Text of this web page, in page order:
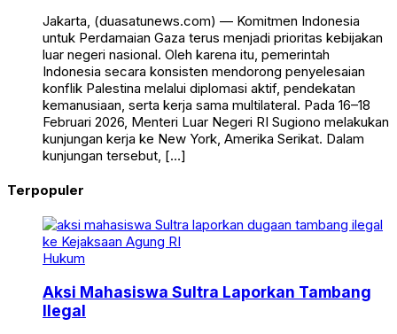
Jakarta, (duasatunews.com) — Komitmen Indonesia
untuk Perdamaian Gaza terus menjadi prioritas kebijakan
luar negeri nasional. Oleh karena itu, pemerintah
Indonesia secara konsisten mendorong penyelesaian
konflik Palestina melalui diplomasi aktif, pendekatan
kemanusiaan, serta kerja sama multilateral. Pada 16–18
Februari 2026, Menteri Luar Negeri RI Sugiono melakukan
kunjungan kerja ke New York, Amerika Serikat. Dalam
kunjungan tersebut, […]
Terpopuler
Hukum
Aksi Mahasiswa Sultra Laporkan Tambang
Ilegal